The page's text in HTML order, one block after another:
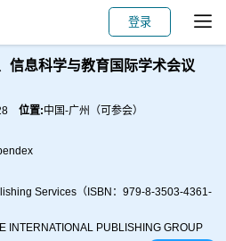
登录
会议主题 论文出版
信息科学与教育国际学术会议
位置:中国-广州（可参会）
Services（ISBN：979-8-3503-4361-
INTERNATIONAL PUBLISHING GROUP